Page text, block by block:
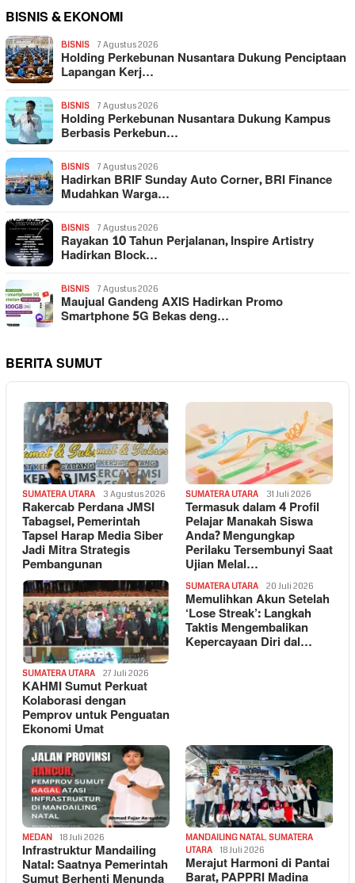
BISNIS & EKONOMI
BISNIS 7 Agustus 2026
Holding Perkebunan Nusantara Dukung Penciptaan
Lapangan Kerj…
BISNIS 7 Agustus 2026
Holding Perkebunan Nusantara Dukung Kampus
Berbasis Perkebun…
BISNIS 7 Agustus 2026
Hadirkan BRIF Sunday Auto Corner, BRI Finance
Mudahkan Warga…
BISNIS 7 Agustus 2026
Rayakan 10 Tahun Perjalanan, Inspire Artistry
Hadirkan Block…
BISNIS 7 Agustus 2026
Maujual Gandeng AXIS Hadirkan Promo
Smartphone 5G Bekas deng…
BERITA SUMUT
SUMATERA UTARA 3 Agustus 2026
Rakercab Perdana JMSI
Tabagsel, Pemerintah
Tapsel Harap Media Siber
Jadi Mitra Strategis
Pembangunan
SUMATERA UTARA 31 Juli 2026
Termasuk dalam 4 Profil
Pelajar Manakah Siswa
Anda? Mengungkap
Perilaku Tersembunyi Saat
Ujian Melal…
SUMATERA UTARA 27 Juli 2026
KAHMI Sumut Perkuat
Kolaborasi dengan
Pemprov untuk Penguatan
Ekonomi Umat
SUMATERA UTARA 20 Juli 2026
Memulihkan Akun Setelah
‘Lose Streak’: Langkah
Taktis Mengembalikan
Kepercayaan Diri dal…
MEDAN 18 Juli 2026
Infrastruktur Mandailing
Natal: Saatnya Pemerintah
MANDAILING NATAL, SUMATERA
UTARA
18 Juli 2026
Merajut Harmoni di Pantai
Barat, PAPPRI Madina